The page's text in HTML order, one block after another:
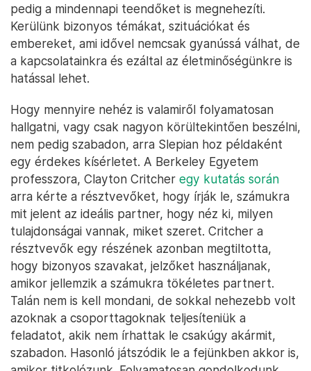
pedig a mindennapi teendőket is megnehezíti.
Kerülünk bizonyos témákat, szituációkat és
embereket, ami idővel nemcsak gyanússá válhat, de
a kapcsolatainkra és ezáltal az életminőségünkre is
hatással lehet.
Hogy mennyire nehéz is valamiről folyamatosan
hallgatni, vagy csak nagyon körültekintően beszélni,
nem pedig szabadon, arra Slepian hoz példaként
egy érdekes kísérletet. A Berkeley Egyetem
professzora, Clayton Critcher egy kutatás során
arra kérte a résztvevőket, hogy írják le, számukra
mit jelent az ideális partner, hogy néz ki, milyen
tulajdonságai vannak, miket szeret. Critcher a
résztvevők egy részének azonban megtiltotta,
hogy bizonyos szavakat, jelzőket használjanak,
amikor jellemzik a számukra tökéletes partnert.
Talán nem is kell mondani, de sokkal nehezebb volt
azoknak a csoporttagoknak teljesíteniük a
feladatot, akik nem írhattak le csakúgy akármit,
szabadon. Hasonló játszódik le a fejünkben akkor is,